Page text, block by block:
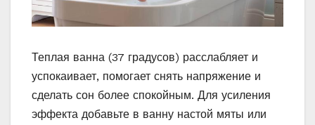
Теплая ванна (37 градусов) расслабляет и
успокаивает, помогает снять напряжение и
сделать сон более спокойным. Для усиления
эффекта добавьте в ванну настой мяты или